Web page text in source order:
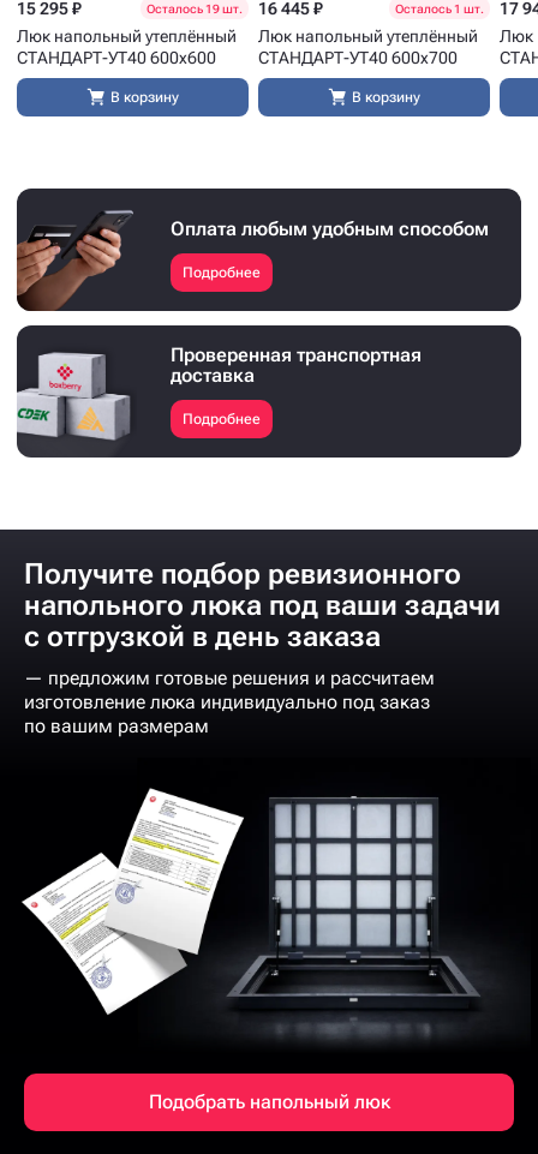
15 295 ₽ Осталось 19 шт.
Люк напольный утеплённый
СТАНДАРТ-УТ40 600x600
В корзину
16 445 ₽ Осталось 1 шт.
Люк напольный утеплённый
СТАНДАРТ-УТ40 600x700
В корзину
17
Люк
Оплата любым удобным способом
Подробнее
Проверенная транспортная
доставка
Подробнее
Получите подбор ревизионного
напольного люка под ваши задачи
с отгрузкой в день заказа
— предложим готовые решения и рассчитаем
изготовление люка индивидуально под заказ
по вашим размерам
Подобрать напольный люк